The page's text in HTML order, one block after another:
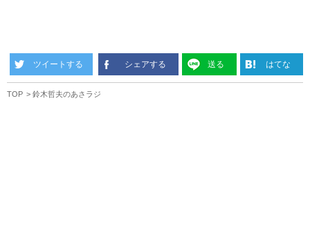
ツイートする シェアする 送る はてな
TOP 鈴木哲夫のあさラジ